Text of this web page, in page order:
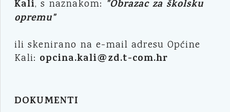
Kali, s naznakom: "Obrazac za školsku
opremu"
ili skenirano na e-mail adresu Općine
Kali: opcina.kali@zd.t-com.hr
DOKUMENTI